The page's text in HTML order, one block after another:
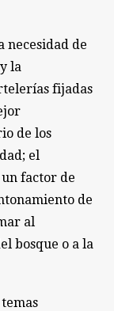
necesidad de
la
fijadas
de los
el
factor de
de
al
bosque o a la